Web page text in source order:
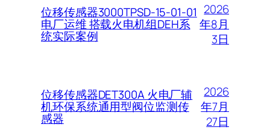
位移传感器3000TPSD-15-01-01
电厂运维 搭载火电机组DEH系
统实际案例
2026
年8月
3日
位移传感器DET300A 火电厂辅
机环保系统通用型阀位监测传
感器
2026
年7月
27日